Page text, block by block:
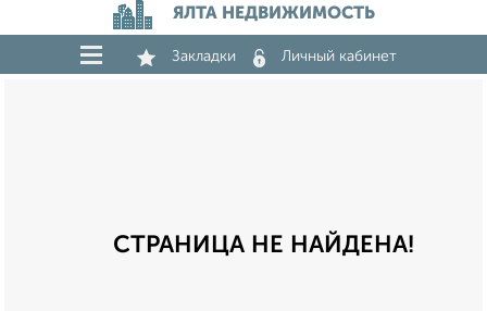
ЯЛТА НЕДВИЖИМОСТЬ
Закладки Личный кабинет
СТРАНИЦА НЕ НАЙДЕНА!